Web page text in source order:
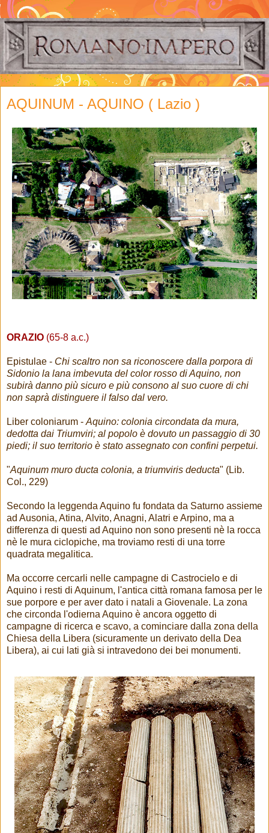
AQUINUM - AQUINO ( Lazio )
ORAZIO (65-8 a.c.)
Epistulae - Chi scaltro non sa riconoscere dalla porpora di
Sidonio la lana imbevuta del color rosso di Aquino, non
subirà danno più sicuro e più consono al suo cuore di chi
non saprà distinguere il falso dal vero.
Liber coloniarum - Aquino: colonia circondata da mura,
dedotta dai Triumviri; al popolo è dovuto un passaggio di 30
piedi; il suo territorio è stato assegnato con confini perpetui.
"Aquinum muro ducta colonia, a triumviris deducta" (Lib.
Col., 229)
Secondo la leggenda Aquino fu fondata da Saturno assieme
ad Ausonia, Atina, Alvito, Anagni, Alatri e Arpino, ma a
differenza di questi ad Aquino non sono presenti nè la rocca
nè le mura ciclopiche, ma troviamo resti di una torre
quadrata megalitica.
Ma occorre cercarli nelle campagne di Castrocielo e di
Aquino i resti di Aquinum, l'antica città romana famosa per le
sue porpore e per aver dato i natali a Giovenale. La zona
che circonda l'odierna Aquino è ancora oggetto di
campagne di ricerca e scavo, a cominciare dalla zona della
Chiesa della Libera (sicuramente un derivato della Dea
Libera), ai cui lati già si intravedono dei bei monumenti.